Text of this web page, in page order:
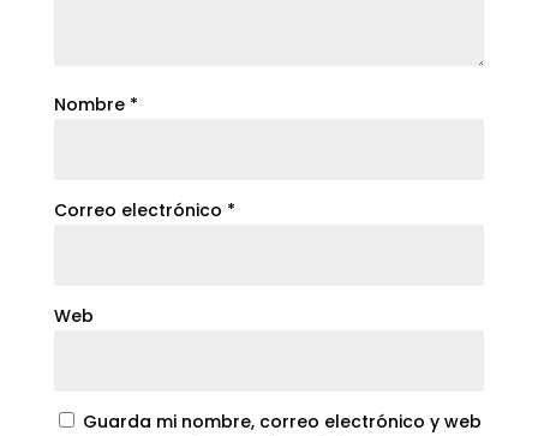
Nombre *
Correo electrónico *
Web
Guarda mi nombre, correo electrónico y web